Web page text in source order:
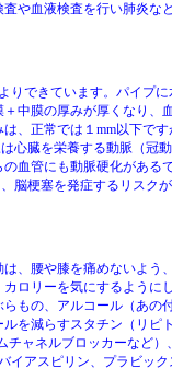
や血液検査を行い肺炎な
りできています。パイプに
中膜の厚みが厚くなり、
、正常では１mm以下です
心臓を栄養する動脈（冠
血管にも動脈硬化がある
脳梗塞を発症するリスク
、腰や膝を痛めないよう
ロリーを気にするように
もの、アルコール（あの
を減らすスタチン（リピ
チャネルブロッカーなど）
イアスピリン、プラビック